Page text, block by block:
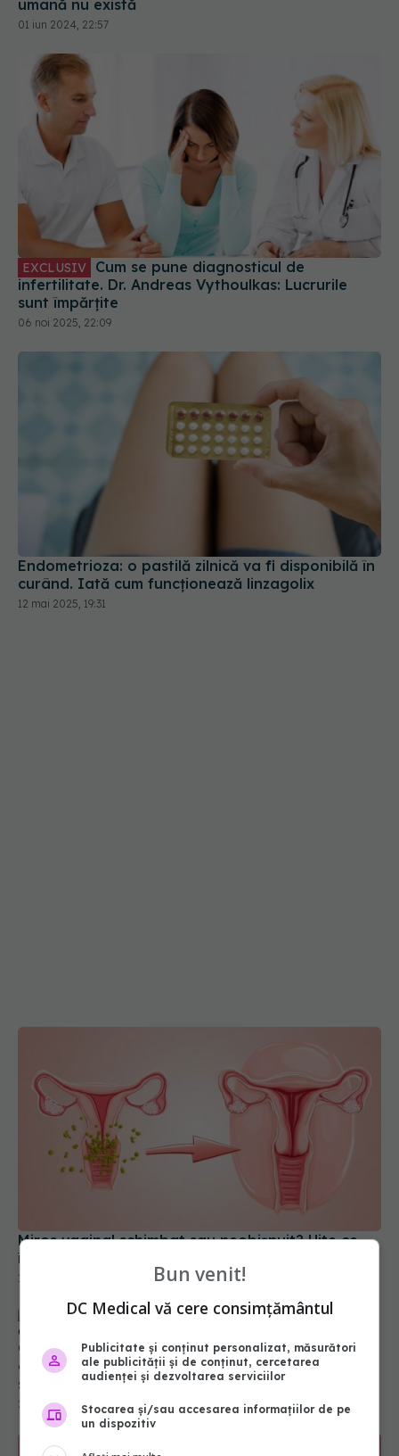
01 iun 2024, 22:57
Cum se pune diagnosticul de
infertilitate. Dr. Andreas Vythoulkas: Lucrurile
sunt împărțite
06 noi 2025, 22:09
Endometrioza: o pastilă zilnică va fi disponibilă în
curând. Iată cum funcționează linzagolix
12 mai 2025, 19:31
Miros vaginal schimbat sau neobișnuit? Uite ce
înseamnă. Poate fi mai grav decât crezi
19 iun 2025, 10:25
Grăsimea corporală excesivă, legată de 40% din
cazurile de cancer mamar hormonal-pozitiv. IMC
subestimează riscul real de cancer de sân
24 oct 2024, 23:42
Bun venit!
DC Medical vă cere consimțământul
Publicitate și conținut personalizat, măsurători
ale publicității și de conținut, cercetarea
audienței și dezvoltarea serviciilor
Stocarea și/sau accesarea informațiilor de pe
un dispozitiv